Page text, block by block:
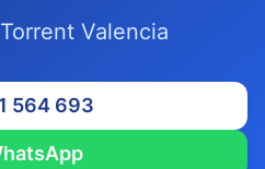
Valencia
564 693